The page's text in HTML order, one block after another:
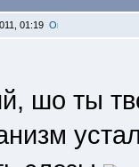
01:19
шо ты